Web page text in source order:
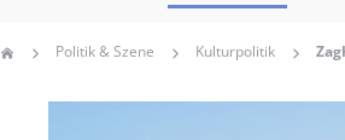
navigation
Pfadnavigation
Home Politik & Szene Kulturpolitik